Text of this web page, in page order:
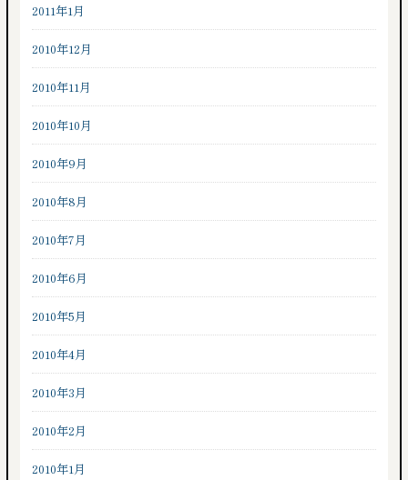
2011年1月
2010年12月
2010年11月
2010年10月
2010年9月
2010年8月
2010年7月
2010年6月
2010年5月
2010年4月
2010年3月
2010年2月
2010年1月